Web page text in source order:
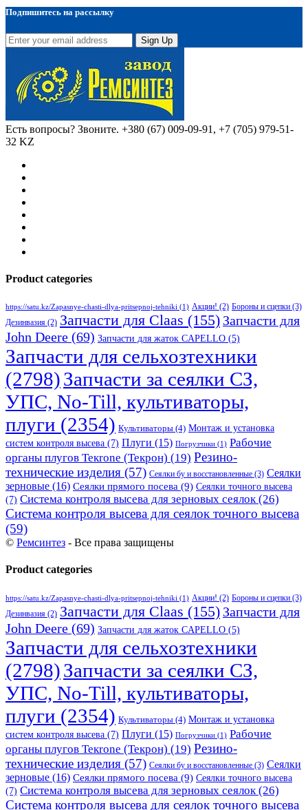
Подпишитесь на рассылку
Sign Up
Есть вопросы? Звоните. +380 (67) 009-09-91, +7 (705) 979-51-
32 KZ
Product categories
https://satu.kz/Zapasnye-chasti-dlya-pritsepnoj-tehniki (1) Акции! (2) Бороны и сцепки (3)
Дезинвазия (2) Запчасти для Claas (155) Запчасти для
John Deere (69) Запчасти для жаток CAPELLO (5)
Запчасти для сельхозтехники
(2798)Запчасти за сеялки СЗ,
УПС, No-Till, культиваторы,
плуги (2354) Культиваторы (4) Монтаж и установка
систем контроля высева (7) Плуги (15) Погрузчики (1) Рабочие
органы плугов Текrоne (Текрон) (19) Резино-
технические изделия (57) Сеялки бу и восстановленные (3) Сеялки
зерновые (16) Сеялки прямого посева (9) Сеялки точного высева
(7) Система контроля высева для зерновых сеялок(26)
Система контроля высева для сеялок точного высева
(59)
© Ремсинтез - Все права защищены
Product categories
https://satu.kz/Zapasnye-chasti-dlya-pritsepnoj-tehniki (1) Акции! (2) Бороны и сцепки (3)
Дезинвазия (2) Запчасти для Claas (155) Запчасти для
John Deere (69) Запчасти для жаток CAPELLO (5)
Запчасти для сельхозтехники
(2798)Запчасти за сеялки СЗ,
УПС, No-Till, культиваторы,
плуги (2354) Культиваторы (4) Монтаж и установка
систем контроля высева (7) Плуги (15) Погрузчики (1) Рабочие
органы плугов Текrоne (Текрон) (19) Резино-
технические изделия (57) Сеялки бу и восстановленные (3) Сеялки
зерновые (16) Сеялки прямого посева (9) Сеялки точного высева
(7) Система контроля высева для зерновых сеялок (26)
Система контроля высева для сеялок точного высева